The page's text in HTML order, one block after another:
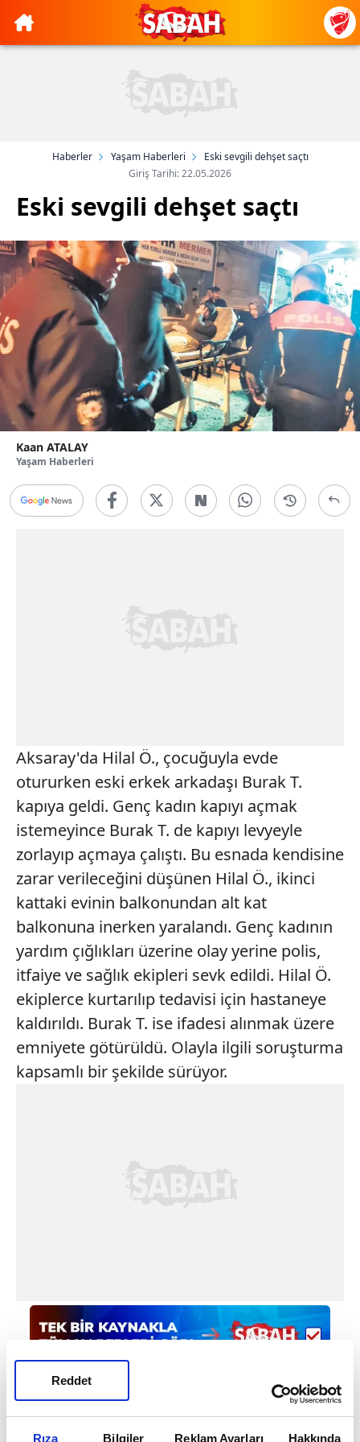
Rıza Bilgiler Reklam Ayarları Hakkında
Reddet
Haberler Yaşam Haberleri
Eski sevgili dehşet saçtı
Giriş Tarihi: 22.05.2026
Eski sevgili dehşet saçtı
Kaan ATALAY
Yaşam Haberleri
Aksaray'da Hilal Ö., çocuğuyla evde
otururken eski erkek arkadaşı Burak T.
kapıya geldi. Genç kadın kapıyı açmak
istemeyince Burak T. de kapıyı levyeyle
zorlayıp açmaya çalıştı. Bu esnada kendisine
zarar verileceğini düşünen Hilal Ö., ikinci
kattaki evinin balkonundan alt kat
balkonuna inerken yaralandı. Genç kadının
yardım çığlıkları üzerine olay yerine polis,
itfaiye ve sağlık ekipleri sevk edildi. Hilal Ö.
ekiplerce kurtarılıp tedavisi için hastaneye
kaldırıldı. Burak T. ise ifadesi alınmak üzere
emniyete götürüldü. Olayla ilgili soruşturma
kapsamlı bir şekilde sürüyor.